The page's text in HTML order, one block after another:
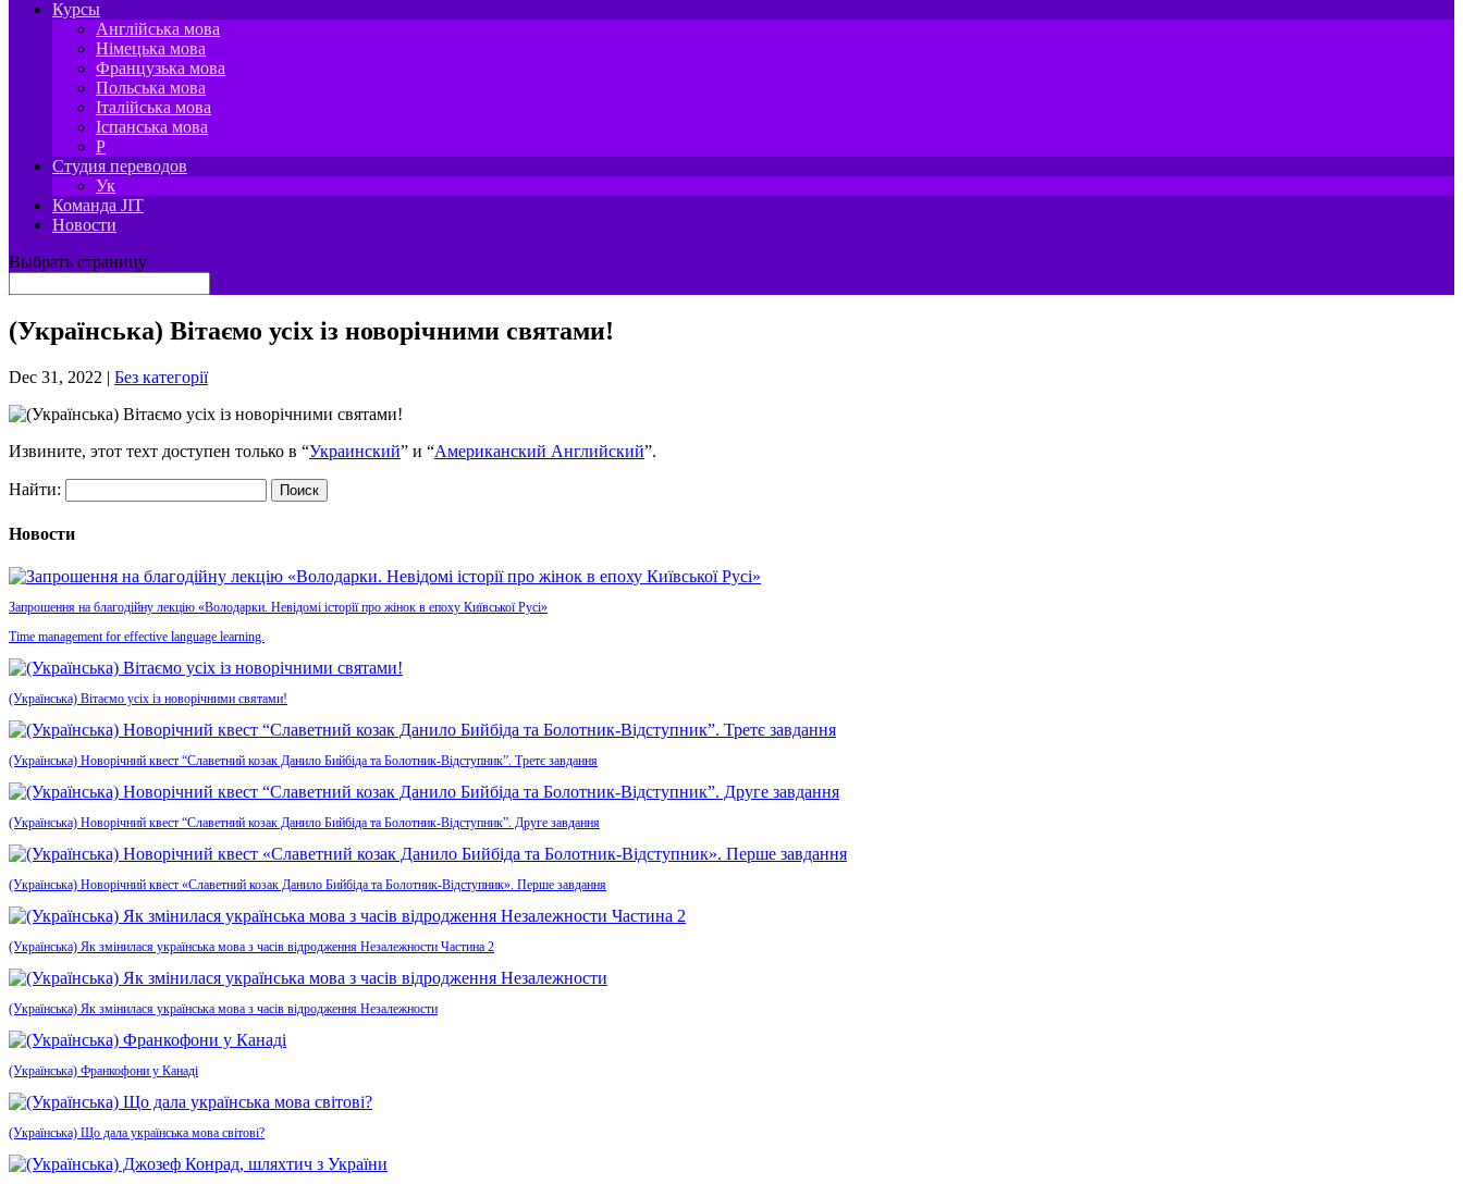
Курсы
Англійська мова
Німецька мова
Французька мова
Польська мова
Італійська мова
Іспанська мова
P
Студия переводов
Ук
Команда JIT
Новости
Выбрать страницу
(Українська) Вітаємо усіх із новорічними святами!
Dec 31, 2022 | Без категорії
Извините, этот техт доступен только в “Украинский” и “Американский Английский”.
Найти:
Новости
Запрошення на благодійну лекцію «Володарки. Невідомі історії про жінок в епоху Київської Русі»
Time management for effective language learning.
(Українська) Вітаємо усіх із новорічними святами!
(Українська) Новорічний квест “Славетний козак Данило Бийбіда та Болотник-Відступник”. Третє завдання
(Українська) Новорічний квест “Славетний козак Данило Бийбіда та Болотник-Відступник”. Друге завдання
(Українська) Новорічний квест «Славетний козак Данило Бийбіда та Болотник-Відступник». Перше завдання
(Українська) Як змінилася українська мова з часів відродження Незалежности Частина 2
(Українська) Як змінилася українська мова з часів відродження Незалежности
(Українська) Франкофони у Канаді
(Українська) Що дала українська мова світові?